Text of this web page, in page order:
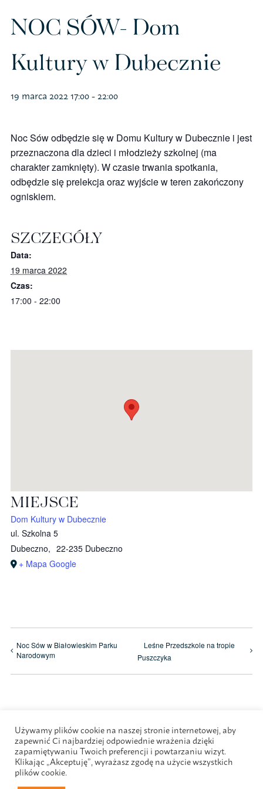
Sklep na ptak
Koszulki
Książki
Budki i karmniki
NOC SÓW- Dom
Kultury w Dubecznie
19 marca 2022 17:00 - 22:00
Noc Sów odbędzie się w Domu Kultury w Dubecznie i jest
przeznaczona dla dzieci i młodzieży szkolnej (ma
charakter zamknięty). W czasie trwania spotkania,
odbędzie się prelekcja oraz wyjście w teren zakończony
ogniskiem.
SZCZEGÓŁY
Data:
19 marca 2022
Czas:
17:00 - 22:00
MIEJSCE
Dom Kultury w Dubecznie
ul. Szkolna 5
Dubeczno, 22-235 Dubeczno
+ Mapa Google
Noc Sów w Białowieskim Parku
Narodowym
Leśne Przedszkole na tropie
Puszczyka
Używamy plików cookie na naszej stronie internetowej, aby
zapewnić Ci najbardziej odpowiednie wrażenia dzięki
zapamiętywaniu Twoich preferencji i powtarzaniu wizyt.
Klikając „Akceptuję”, wyrażasz zgodę na użycie wszystkich
plików cookie.